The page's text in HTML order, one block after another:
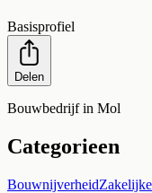
Basisprofiel
Delen
Bouwbedrijf in Mol
Categorieen
Bouwnijverheid